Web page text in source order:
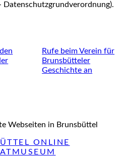
Datenschutz­grundverordnung).
Rufe beim Verein für
Brunsbütteler
Geschichte an
Webseiten in Brunsbüttel
ONLINE